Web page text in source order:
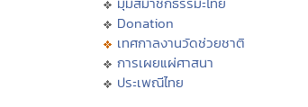
Donation
เทศกาลงานวัดช่วยชาติ
การเผยแผ่ศาสนา
ประเพณีไทย